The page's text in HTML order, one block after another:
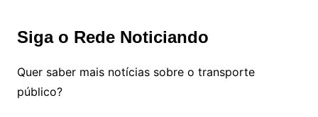
Siga o Rede Noticiando
Quer saber mais notícias sobre o transporte
público?